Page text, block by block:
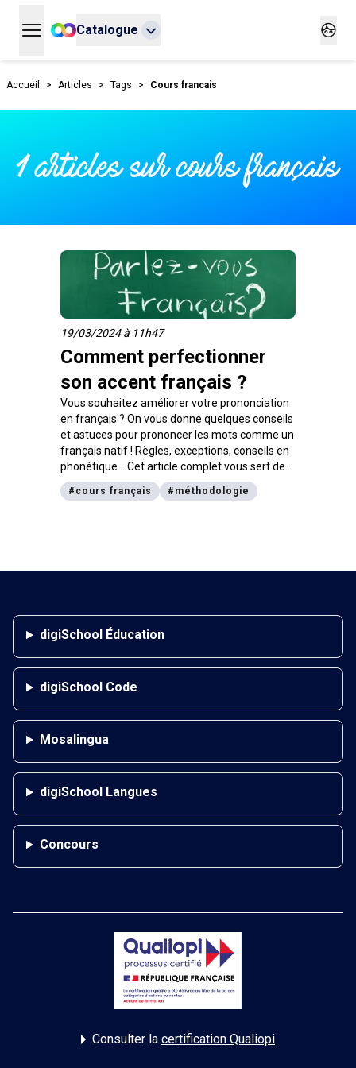
Ouvrir le menu principal
Catalogue
Accueil > Articles > Tags > Cours francais
1 articles sur cours français
19/03/2024 à 11h47
Comment perfectionner
son accent français ?
Vous souhaitez améliorer votre prononciation
en français ? On vous donne quelques conseils
et astuces pour prononcer les mots comme un
français natif ! Règles, exceptions, conseils en
phonétique… Cet article complet vous sert de
guide pratique pour votre apprentissage de la
langue française.
# cours français # méthodologie
digiSchool Éducation
digiSchool Code
Mosalingua
digiSchool Langues
Concours
Consulter la certification Qualiopi